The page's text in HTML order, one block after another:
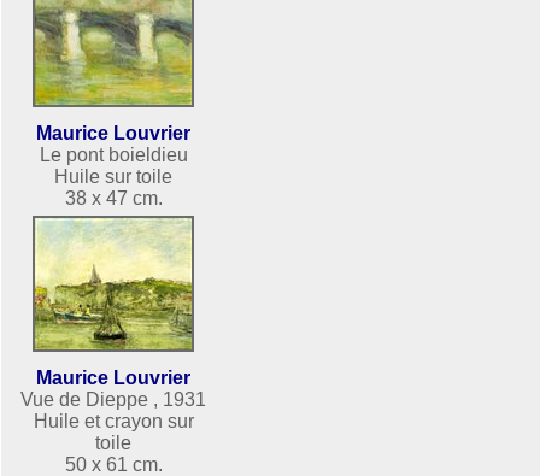
Maurice Louvrier
Le pont boieldieu
Huile sur toile
38 x 47 cm.
Maurice Louvrier
Vue de Dieppe , 1931
Huile et crayon sur
toile
50 x 61 cm.